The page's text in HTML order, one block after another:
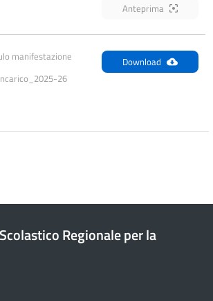
Anteprima
manifestazione
26
Download
Regionale per la